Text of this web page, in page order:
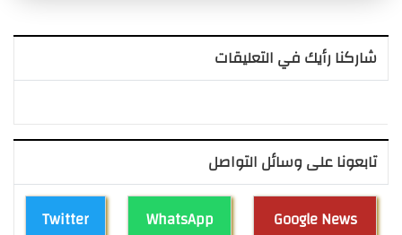
شاركنا رأيك في التعليقات
تابعونا على وسائل التواصل
Twitter WhatsApp Google News